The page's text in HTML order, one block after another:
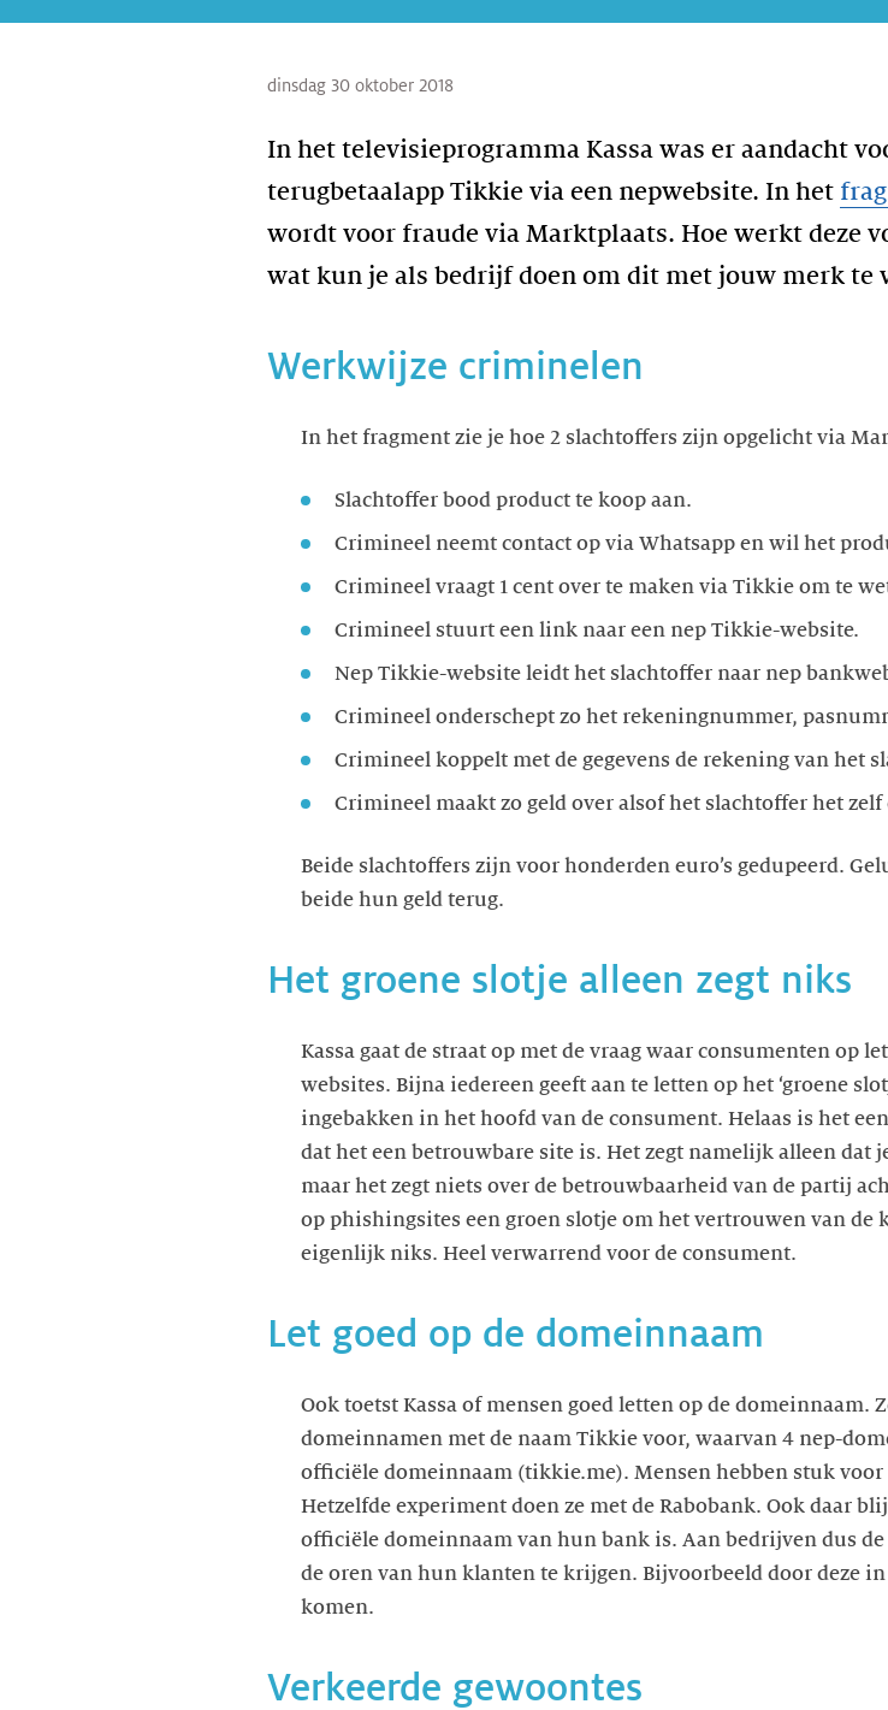
dinsdag 30 oktober 2018
In het televisieprogramma Kassa was er aandacht
terugbetaalapp Tikkie via een nepwebsite. In het
wordt voor fraude via Marktplaats. Hoe werkt deze
wat kun je als bedrijf doen om dit met jouw merk te
Werkwijze criminelen
In het fragment zie je hoe 2 slachtoffers zijn opgelicht via
Slachtoffer bood product te koop aan.
Crimineel neemt contact op via Whatsapp en wil het
Crimineel vraagt 1 cent over te maken via Tikkie om te
Crimineel stuurt een link naar een nep Tikkie-website.
Nep Tikkie-website leidt het slachtoffer naar nep
Crimineel onderschept zo het rekeningnummer,
Crimineel koppelt met de gegevens de rekening van het
Crimineel maakt zo geld over alsof het slachtoffer het zelf
Beide slachtoffers zijn voor honderden euro’s gedupeerd.
beide hun geld terug.
Het groene slotje alleen zegt niks
Kassa gaat de straat op met de vraag waar consumenten op
websites. Bijna iedereen geeft aan te letten op het ‘groene
ingebakken in het hoofd van de consument. Helaas is het
dat het een betrouwbare site is. Het zegt namelijk alleen dat
maar het zegt niets over de betrouwbaarheid van de partij
op phishingsites een groen slotje om het vertrouwen van de
eigenlijk niks. Heel verwarrend voor de consument.
Let goed op de domeinnaam
Ook toetst Kassa of mensen goed letten op de domeinnaam.
domeinnamen met de naam Tikkie voor, waarvan 4 nep-
officiële domeinnaam (tikkie.me). Mensen hebben stuk
Hetzelfde experiment doen ze met de Rabobank. Ook daar
officiële domeinnaam van hun bank is. Aan bedrijven dus
de oren van hun klanten te krijgen. Bijvoorbeeld door deze
komen.
Verkeerde gewoontes